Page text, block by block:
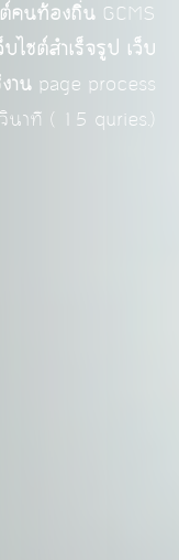
ต์คนท้องถิ่นGCMS
บไซต์สำเร็จรูป เว็บ
านpage process
วินาที ( 15 quries.)